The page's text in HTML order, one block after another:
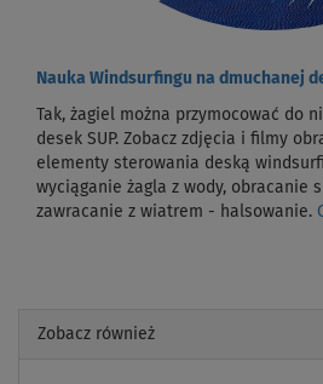
Nauka Windsurfingu na dmuchanej
Tak, żagiel można przymocować do
desek SUP. Zobacz zdjęcia i filmy
elementy sterowania deską
wyciąganie żagla z wody, obracanie
zawracanie z wiatrem - halsowanie.
Zobacz również